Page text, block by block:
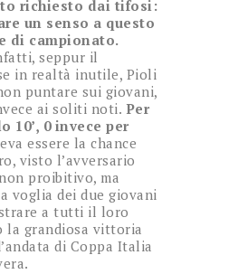
richiesto dai tifosi:
un senso a questo
di campionato.
seppur il
in realtà inutile, Pioli
puntare sui giovani,
ai soliti noti. Per
10’, 0 invece per
essere la chance
visto l’avversario
proibitivo, ma
voglia dei due giovani
a tutti il loro
la grandiosa vittoria
di Coppa Italia